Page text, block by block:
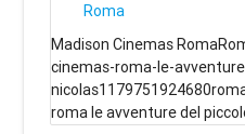
Roma
Madison Cinemas
cinemas-roma-le-
roma le avventure del